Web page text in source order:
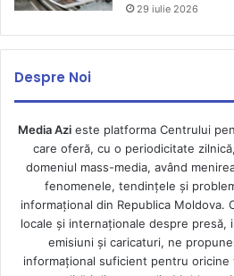
discriminare pe motive de
cu amendă de la 20 la 80 de
unități convenționale (6.000
persoanelor cu funcție de
De altfel, la sfârșitul lunii
adoptat în lectură finală
privind modificarea unor acte
Agitația electorală interzisă a fost
nou care interzice utilizarea de
a discursului de ură și/sau
29 iulie 2026
Despre Noi
Media Azieste platforma Centrului
care oferă, cu o periodicitate
domeniul mass-media, având
fenomenele, tendințele și
informațional din Republica Moldova.
locale şi internaţionale despre presă,
emisiuni și caricaturi, ne
informaţional suficient pentru oricine